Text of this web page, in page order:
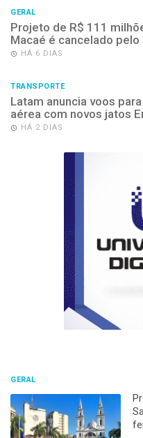
GERAL
Projeto de R$ 111
Macaé é cancelado pelo
HÁ 6 DIAS
TRANSPORTE
Latam anuncia voos
aérea com novos jatos
HÁ 2 DIAS
GERAL